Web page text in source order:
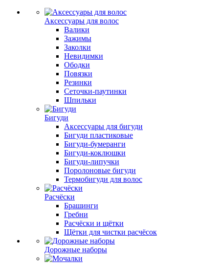
Аксессуары для волос
Валики
Зажимы
Заколки
Невидимки
Ободки
Повязки
Резинки
Сеточки-паутинки
Шпильки
Бигуди
Аксессуары для бигуди
Бигуди пластиковые
Бигуди-бумеранги
Бигуди-коклюшки
Бигуди-липучки
Поролоновые бигуди
Термобигуди для волос
Расчёски
Брашинги
Гребни
Расчёски и щётки
Щётки для чистки расчёсок
Дорожные наборы